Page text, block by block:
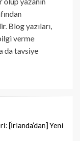
Blog yazıları,
verme
da tavsiye
[İrlanda’dan] Yeni